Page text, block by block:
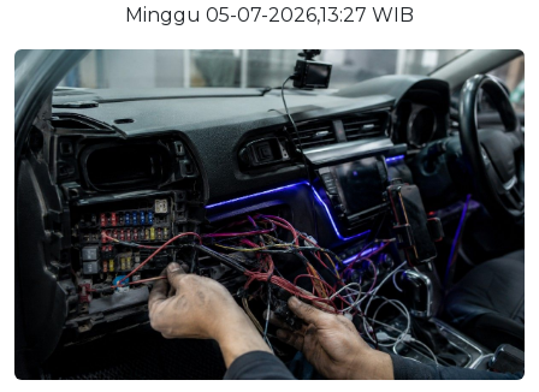
Minggu 05-07-2026,13:27 WIB